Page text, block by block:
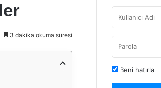
3 dakika okuma süresi
Beni hatırla